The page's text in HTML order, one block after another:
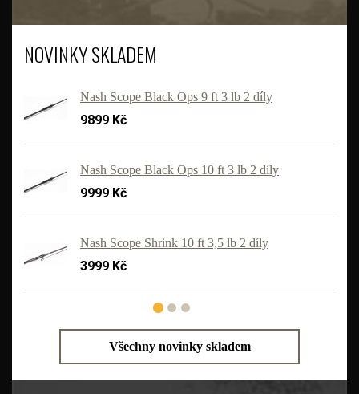
NOVINKY SKLADEM
Nash Scope Black Ops 9 ft 3 lb 2 díly
9899 Kč
Nash Scope Black Ops 10 ft 3 lb 2 díly
9999 Kč
Nash Scope Shrink 10 ft 3,5 lb 2 díly
3999 Kč
Všechny novinky skladem